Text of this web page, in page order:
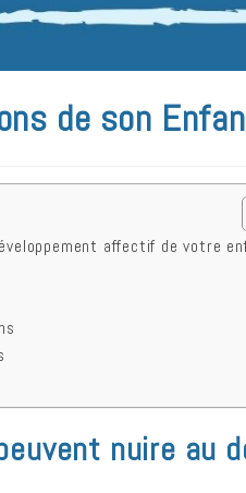
de son
affectif de votre
nuire au